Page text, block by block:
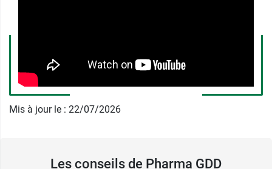
Elle laisse ainsi un toucher sec, quelques
minutes seulement après l’application.
Cette crème solaire Sun Protection Oil control
Mis à jour le : 22/07/2026
Les conseils de Pharma GDD